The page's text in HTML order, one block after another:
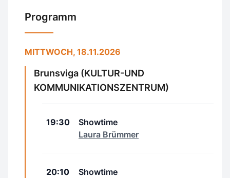
Programm
MITTWOCH, 18.11.2026
Brunsviga (KULTUR-UND
KOMMUNIKATIONSZENTRUM)
19:30
Showtime
Laura Brümmer
20:10
Showtime